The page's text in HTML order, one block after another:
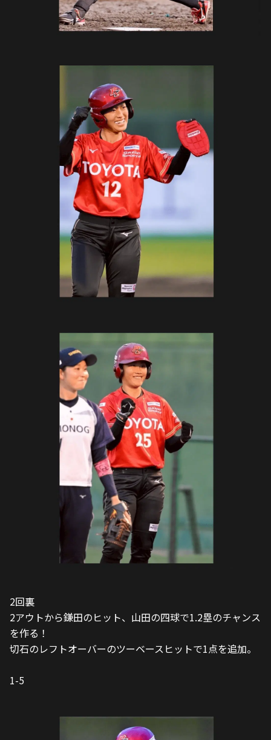
2回裏
2アウトから鎌田のヒット、山田の四球で1.2塁のチャンス
を作る！
切石のレフトオーバーのツーベースヒットで1点を追加。
1-5